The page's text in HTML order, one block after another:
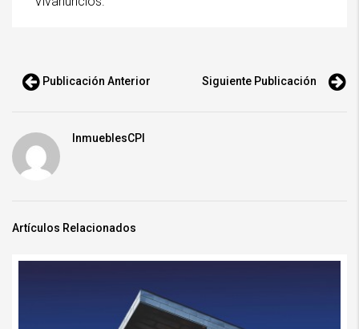
Publicación Anterior Siguiente Publicación
InmueblesCPI
Artículos Relacionados